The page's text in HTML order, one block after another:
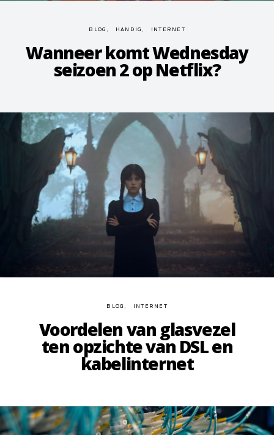
BLOG HANDIG INTERNET
Wanneer komt Wednesday
seizoen 2 op Netflix?
BLOG INTERNET
Voordelen van glasvezel
ten opzichte van DSL en
kabelinternet